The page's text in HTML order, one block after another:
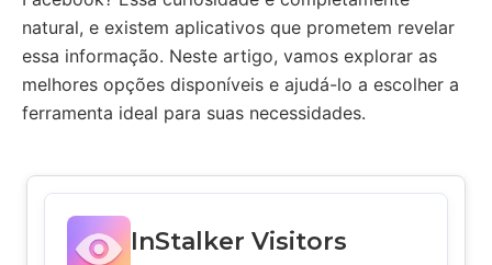
natural, e existem aplicativos que prometem revelar
essa informação. Neste artigo, vamos explorar as
melhores opções disponíveis e ajudá-lo a escolher a
ferramenta ideal para suas necessidades.
InStalker Visitors